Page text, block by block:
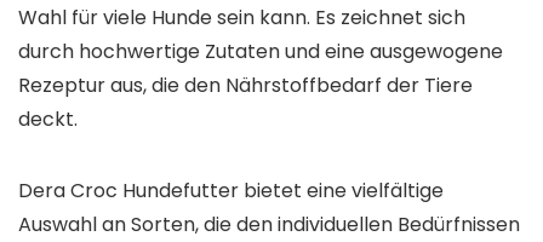
Wahl für viele Hunde sein kann. Es zeichnet sich
durch hochwertige Zutaten und eine ausgewogene
Rezeptur aus, die den Nährstoffbedarf der Tiere
deckt.
Dera Croc Hundefutter bietet eine vielfältige
Auswahl an Sorten, die den individuellen Bedürfnissen